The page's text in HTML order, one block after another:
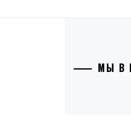
МЫ В